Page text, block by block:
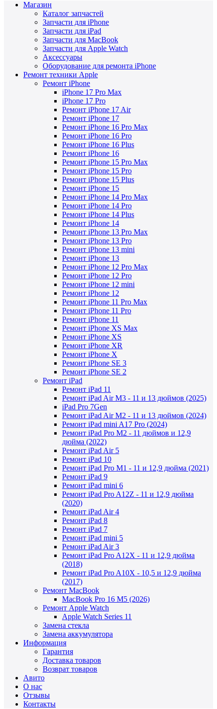
Магазин
Каталог запчастей
Запчасти для iPhone
Запчасти для iPad
Запчасти для MacBook
Запчасти для Apple Watch
Аксессуары
Оборудование для ремонта iPhone
Ремонт техники Apple
Ремонт iPhone
iPhone 17 Pro Max
iPhone 17 Pro
Ремонт iPhone 17 Air
Ремонт iPhone 17
Ремонт iPhone 16 Pro Max
Ремонт iPhone 16 Pro
Ремонт iPhone 16 Plus
Ремонт iPhone 16
Ремонт iPhone 15 Pro Max
Ремонт iPhone 15 Pro
Ремонт iPhone 15 Plus
Ремонт iPhone 15
Ремонт iPhone 14 Pro Max
Ремонт iPhone 14 Pro
Ремонт iPhone 14 Plus
Ремонт iPhone 14
Ремонт iPhone 13 Pro Max
Ремонт iPhone 13 Pro
Ремонт iPhone 13 mini
Ремонт iPhone 13
Ремонт iPhone 12 Pro Max
Ремонт iPhone 12 Pro
Ремонт iPhone 12 mini
Ремонт iPhone 12
Ремонт iPhone 11 Pro Max
Ремонт iPhone 11 Pro
Ремонт iPhone 11
Ремонт iPhone XS Max
Ремонт iPhone XS
Ремонт iPhone XR
Ремонт iPhone X
Ремонт iPhone SE 3
Ремонт iPhone SE 2
Ремонт iPad
Ремонт iPad 11
Ремонт iPad Air M3 - 11 и 13 дюймов (2025)
iPad Pro 7Gen
Ремонт iPad Air M2 - 11 и 13 дюймов (2024)
Ремонт iPad mini A17 Pro (2024)
Ремонт iPad Pro M2 - 11 дюймов и 12,9
дюйма (2022)
Ремонт iPad Air 5
Ремонт iPad 10
Ремонт iPad Pro M1 - 11 и 12,9 дюйма (2021)
Ремонт iPad 9
Ремонт iPad mini 6
Ремонт iPad Pro A12Z - 11 и 12,9 дюйма
(2020)
Ремонт iPad Air 4
Ремонт iPad 8
Ремонт iPad 7
Ремонт iPad mini 5
Ремонт iPad Air 3
Ремонт iPad Pro A12X - 11 и 12,9 дюйма
(2018)
Ремонт iPad Pro A10X - 10,5 и 12,9 дюйма
(2017)
Ремонт MacBook
MacBook Pro 16 M5 (2026)
Ремонт Apple Watch
Apple Watch Series 11
Замена стекла
Замена аккумулятора
Информация
Гарантия
Доставка товаров
Возврат товаров
Авито
О нас
Отзывы
Контакты